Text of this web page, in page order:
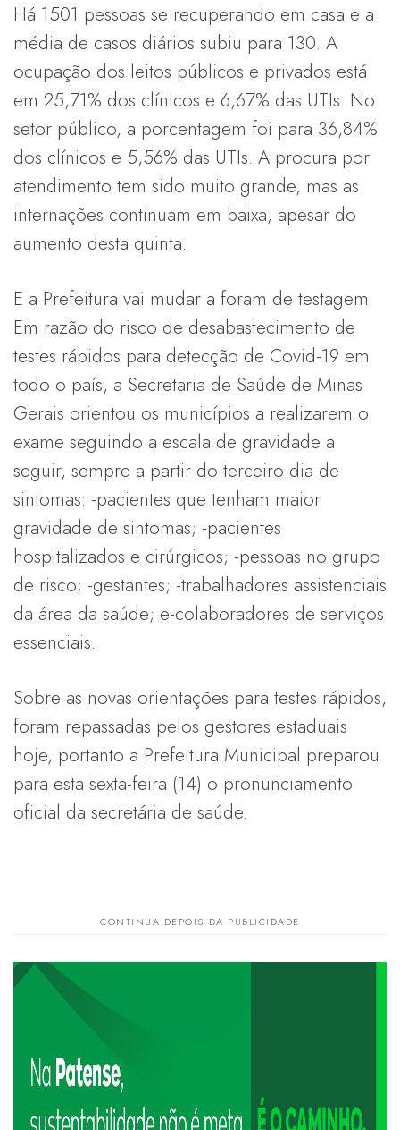
Há 1501 pessoas se recuperando em casa e a
média de casos diários subiu para 130. A
ocupação dos leitos públicos e privados está
em 25,71% dos clínicos e 6,67% das UTIs. No
setor público, a porcentagem foi para 36,84%
dos clínicos e 5,56% das UTIs. A procura por
atendimento tem sido muito grande, mas as
internações continuam em baixa, apesar do
aumento desta quinta.
E a Prefeitura vai mudar a foram de testagem.
Em razão do risco de desabastecimento de
testes rápidos para detecção de Covid-19 em
todo o país, a Secretaria de Saúde de Minas
Gerais orientou os municípios a realizarem o
exame seguindo a escala de gravidade a
seguir, sempre a partir do terceiro dia de
sintomas: -pacientes que tenham maior
gravidade de sintomas; -pacientes
hospitalizados e cirúrgicos; -pessoas no grupo
de risco; -gestantes; -trabalhadores assistenciais
da área da saúde; e-colaboradores de serviços
essenciais.
Sobre as novas orientações para testes rápidos,
foram repassadas pelos gestores estaduais
hoje, portanto a Prefeitura Municipal preparou
para esta sexta-feira (14) o pronunciamento
oficial da secretária de saúde.